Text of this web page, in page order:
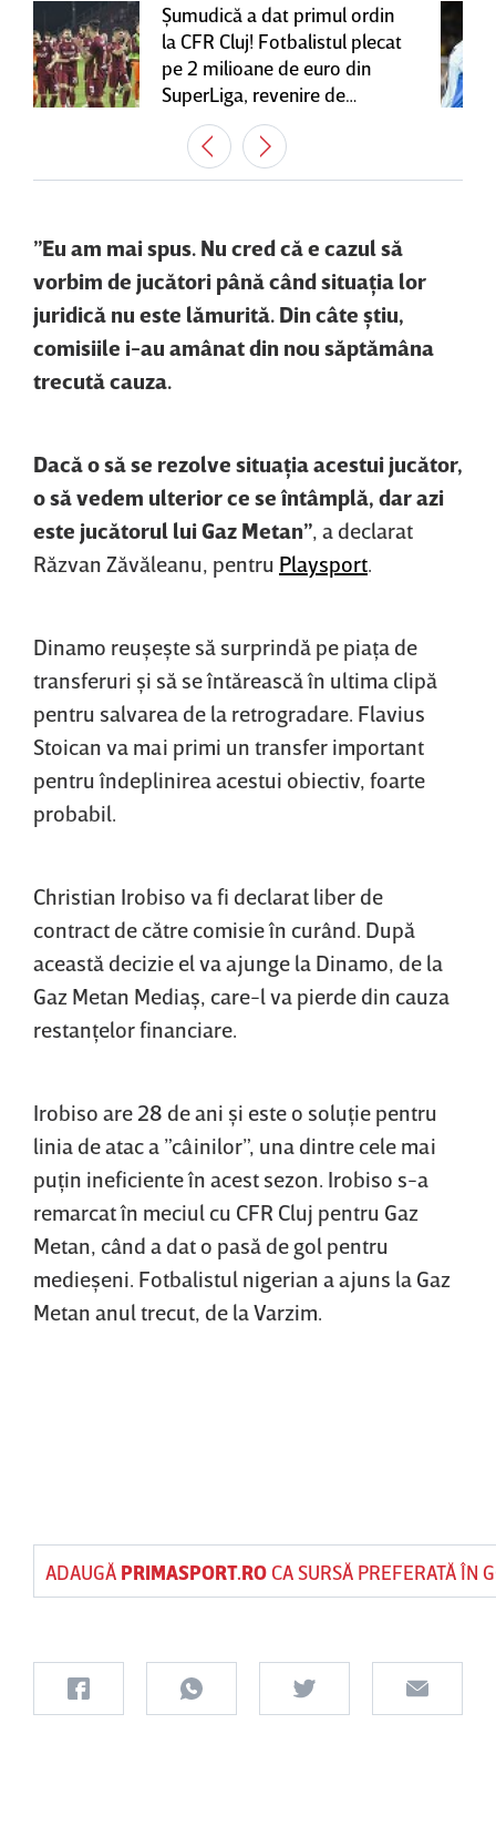
Şumudică a dat primul ordin
la CFR Cluj! Fotbalistul plecat
pe 2 milioane de euro din
SuperLiga, revenire de
senzaţie în Gruia
”Eu am mai spus. Nu cred că e cazul să
vorbim de jucători până când situaţia lor
juridică nu este lămurită. Din câte ştiu,
comisiile i-au amânat din nou săptămâna
trecută cauza.
Dacă o să se rezolve situaţia acestui jucător,
o să vedem ulterior ce se întâmplă, dar azi
este jucătorul lui Gaz Metan” , a declarat
Răzvan Zăvăleanu, pentru Playsport
Dinamo reuşeşte să surprindă pe piaţa de
transferuri şi să se întărească în ultima clipă
pentru salvarea de la retrogradare. Flavius
Stoican va mai primi un transfer important
pentru îndeplinirea acestui obiectiv, foarte
probabil.
Christian Irobiso va fi declarat liber de
contract de către comisie în curând. După
această decizie el va ajunge la Dinamo, de la
Gaz Metan Mediaş, care-l va pierde din cauza
restanţelor financiare.
Irobiso are 28 de ani şi este o soluţie pentru
linia de atac a ”câinilor”, una dintre cele mai
puţin ineficiente în acest sezon. Irobiso s-a
remarcat în meciul cu CFR Cluj pentru Gaz
Metan, când a dat o pasă de gol pentru
medieşeni. Fotbalistul nigerian a ajuns la Gaz
Metan anul trecut, de la Varzim.
ADAUGĂ PRIMASPORT.ROCA SURSĂ PREFERATĂ ÎN